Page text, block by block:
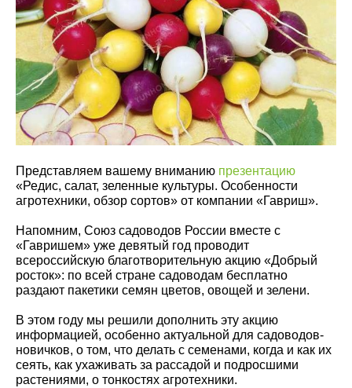
Представляем вашему вниманию презентацию
«Редис, салат, зеленные культуры. Особенности
агротехники, обзор сортов» от компании «Гавриш».
Напомним, Союз садоводов России вместе с
«Гавришем» уже девятый год проводит
всероссийскую благотворительную акцию «Добрый
росток»: по всей стране садоводам бесплатно
раздают пакетики семян цветов, овощей и зелени.
В этом году мы решили дополнить эту акцию
информацией, особенно актуальной для садоводов-
новичков, о том, что делать с семенами, когда и как их
сеять, как ухаживать за рассадой и подросшими
растениями, о тонкостях агротехники.